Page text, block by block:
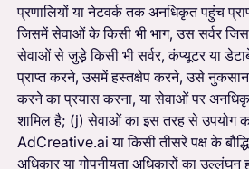
प्रणालियों या नेटवर्क तक अनधिकृत पहुंच
जिसमें सेवाओं के किसी भी भाग, उस सर्वर
सेवाओं से जुड़े किसी भी सर्वर, कंप्यूटर या
प्राप्त करने, उसमें हस्तक्षेप करने, उसे नुकसान
करने का प्रयास करना, या सेवाओं पर
शामिल है; (j) सेवाओं का इस तरह से उपयोग
AdCreative.ai या किसी तीसरे पक्ष के
अधिकार या गोपनीयता अधिकारों का उल्लंघन